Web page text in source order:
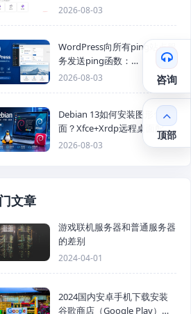
KVM VPS推荐
2026-08-03
WordPress向所有ping站点服
务发送ping函数：
generic_ping
2026-08-03
Debian 13如何安装图形化桌
面？Xfce+Xrdp远程桌面配置
教程
2026-08-03
文章
游戏联机服务器和普通服务器
的差别
2024-04-01
2024国内安卓手机下载安装
谷歌商店（Google Play）详
咨询
顶部